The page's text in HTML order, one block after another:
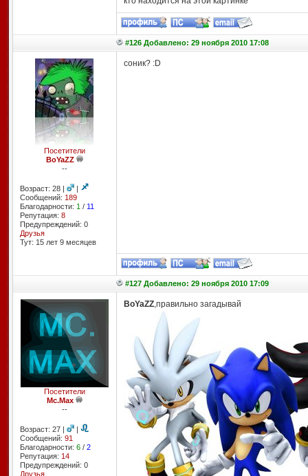
#126 Добавлено: 29 ноября 2010 17:08
Посетители
BoYaZZ
--
Возраст: 28 |
|
Сообщений: 189
Благодарности: 1 / 11
Репутация: 8
Предупреждений: 0
Друзья
Тут: 15 лет 9 месяцев
соник? :D
#127 Добавлено: 29 ноября 2010 17:09
Посетители
Mc.Max
--
Возраст: 27 |
|
Сообщений: 91
Благодарности: 6/ 2
Репутация: 14
Предупреждений: 0
Друзья
BoYaZZ,правильно загадывай